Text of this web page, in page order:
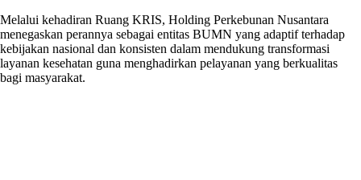
Melalui kehadiran Ruang KRIS, Holding Perkebunan Nusantara
menegaskan perannya sebagai entitas BUMN yang adaptif terhadap
kebijakan nasional dan konsisten dalam mendukung transformasi
layanan kesehatan guna menghadirkan pelayanan yang berkualitas
bagi masyarakat.